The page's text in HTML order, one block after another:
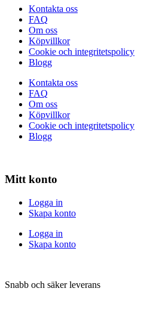
Kontakta oss
FAQ
Om oss
Köpvillkor
Cookie och integritetspolicy
Blogg
Kontakta oss
FAQ
Om oss
Köpvillkor
Cookie och integritetspolicy
Blogg
Mitt konto
Logga in
Skapa konto
Logga in
Skapa konto
Snabb och säker leverans